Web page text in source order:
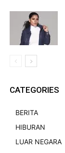
CATEGORIES
BERITA
HIBURAN
LUAR NEGARA